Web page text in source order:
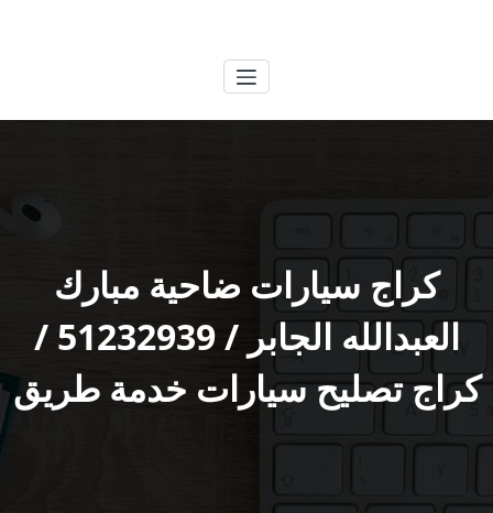
كراج سيارات ضاحية مبارك
العبدالله الجابر / 51232939‬ /
كراج تصليح سيارات خدمة طريق